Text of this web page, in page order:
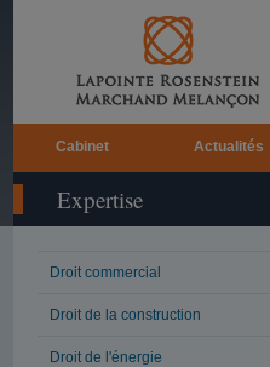
Cabinet Actualités
Expertise
Droit commercial
Droit de la construction
Droit de l'énergie